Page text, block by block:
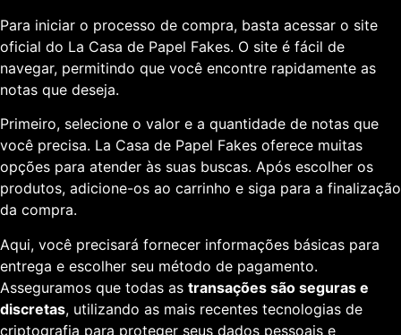
Para iniciar o processo de compra, basta acessar o site
oficial do La Casa de Papel Fakes. O site é fácil de
navegar, permitindo que você encontre rapidamente as
notas que deseja.
Primeiro, selecione o valor e a quantidade de notas que
você precisa. La Casa de Papel Fakes oferece muitas
opções para atender às suas buscas. Após escolher os
produtos, adicione-os ao carrinho e siga para a finalização
da compra.
Aqui, você precisará fornecer informações básicas para
entrega e escolher seu método de pagamento.
Asseguramos que todas as transações são seguras e
discretas, utilizando as mais recentes tecnologias de
criptografia para proteger seus dados pessoais e